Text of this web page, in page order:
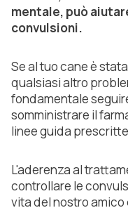
mentale, può
convulsioni.
Se al tuo cane è
qualsiasi altro
fondamentale
somministrare il
linee guida
L'aderenza al
controllare le
vita del nostro amico